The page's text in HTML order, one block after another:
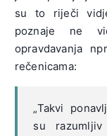
su to riječi
poznaje ne
opravdavanja
rečenicama:
„Takvi
su